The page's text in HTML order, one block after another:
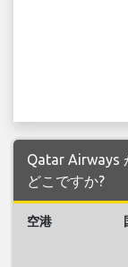
Qatar Airways
どこですか?
空港